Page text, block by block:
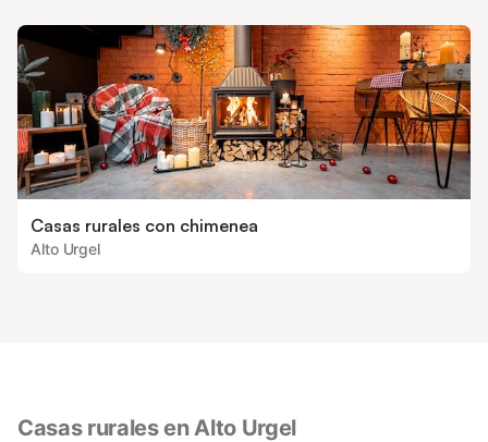
Casas rurales con chimenea
Alto Urgel
Casas rurales en Alto Urgel